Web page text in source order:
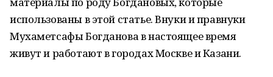
использованы в этой статье. Внуки и правнуки
Мухаметсафы Богданова в настоящее время
живут и работают в городах Москве и Казани.